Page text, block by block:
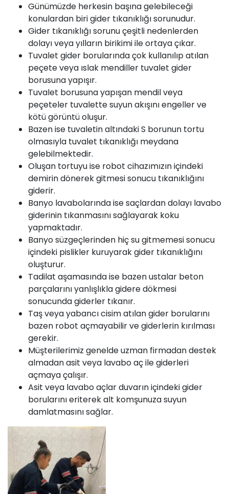
Günümüzde herkesin başına gelebileceği
konulardan biri gider tıkanıklığı sorunudur.
Gider tıkanıklığı sorunu çeşitli nedenlerden
dolayı veya yılların birikimi ile ortaya çıkar.
Tuvalet gider borularında çok kullanılıp atılan
peçete veya ıslak mendiller tuvalet gider
borusuna yapışır.
Tuvalet borusuna yapışan mendil veya
peçeteler tuvalette suyun akışını engeller ve
kötü görüntü oluşur.
Bazen ise tuvaletin altındaki S borunun tortu
olmasıyla tuvalet tıkanıklığı meydana
gelebilmektedir.
Oluşan tortuyu ise robot cihazımızın içindeki
demirin dönerek gitmesi sonucu tıkanıklığını
giderir.
Banyo lavabolarında ise saçlardan dolayı lavabo
giderinin tıkanmasını sağlayarak koku
yapmaktadır.
Banyo süzgeçlerinden hiç su gitmemesi sonucu
içindeki pislikler kuruyarak gider tıkanıklığını
oluşturur.
Tadilat aşamasında ise bazen ustalar beton
parçalarını yanlışlıkla gidere dökmesi
sonucunda giderler tıkanır.
Taş veya yabancı cisim atılan gider borularını
bazen robot açmayabilir ve giderlerin kırılması
gerekir.
Müşterilerimiz genelde uzman firmadan destek
almadan asit veya lavabo aç ile giderleri
açmaya çalışır.
Asit veya lavabo açlar duvarın içindeki gider
borularını eriterek alt komşunuza suyun
damlatmasını sağlar.